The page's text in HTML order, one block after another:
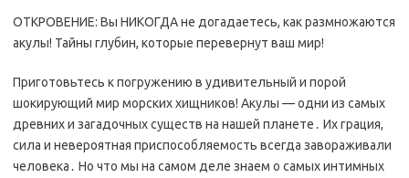
ОТКРОВЕНИЕ: Вы НИКОГДА не догадаетесь, как размножаются
акулы! Тайны глубин, которые перевернут ваш мир!
Приготовьтесь к погружению в удивительный и порой
шокирующий мир морских хищников! Акулы — одни из самых
древних и загадочных существ на нашей планете․ Их грация,
сила и невероятная приспособляемость всегда завораживали
человека․ Но что мы на самом деле знаем о самых интимных